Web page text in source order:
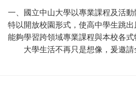
一、國立中山大學以專業課程及活動
特以開放校園形式，使高中學生跳出
能夠學習跨領域專業課程與本校各
大學生活不再只是想像，爰邀